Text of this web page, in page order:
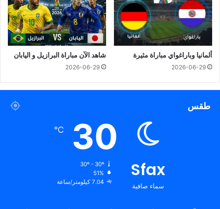
ألمانيا وباراغواي مباراة مثيرة
2026-06-29
شاهد الآن مباراة البرازيل و اليابان
2026-06-29
طقس
Sfax
سماء صافية
30
℃
30º - 30º
51%
7.04 كيلومتر/ساعة